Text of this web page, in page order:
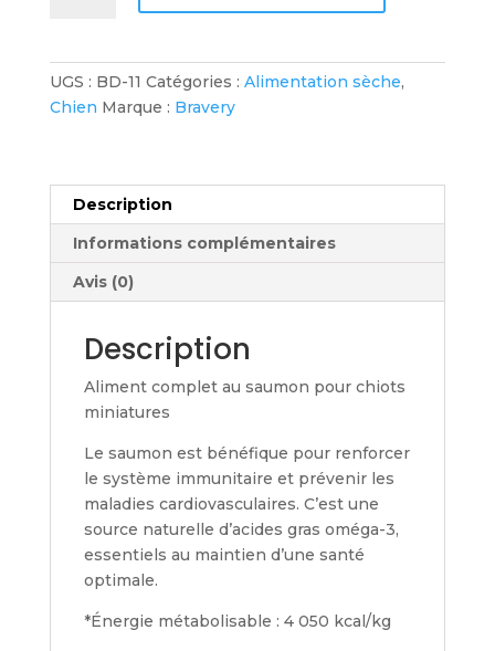
Mini
UGS : BD-11 Catégories : Alimentation sèche,
Chien Marque : Bravery
Description
Informations complémentaires
Avis (0)
Description
Aliment complet au saumon pour chiots
miniatures
Le saumon est bénéfique pour renforcer
le système immunitaire et prévenir les
maladies cardiovasculaires. C’est une
source naturelle d’acides gras oméga-3,
essentiels au maintien d’une santé
optimale.
*Énergie métabolisable : 4 050 kcal/kg